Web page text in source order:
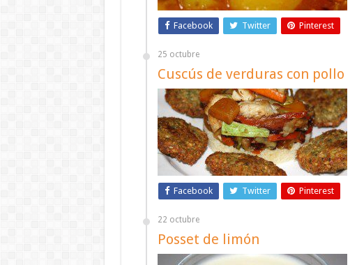
Facebook Twitter Pinterest
25 octubre
Cuscús de verduras con pollo
Facebook Twitter Pinterest
22 octubre
Posset de limón